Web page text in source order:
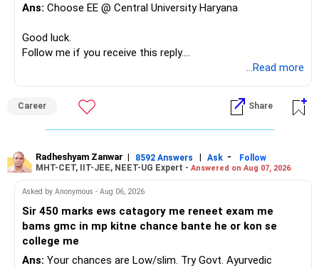
Ans: Choose EE @ Central University Haryana
Good luck.
Follow me if you receive this reply.
...Read more
Career Share
Radheshyam Zanwar | 8592 Answers | Ask -
Follow
MHT-CET, IIT-JEE, NEET-UG Expert - Answered on Aug 07, 2026
Asked by Anonymous - Aug 06, 2026
Sir 450 marks ews catagory me reneet exam me
bams gmc in mp kitne chance bante he or kon se
college me
Ans: Your chances are Low/slim. Try Govt. Ayurvedic